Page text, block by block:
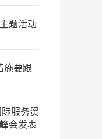
题活动
施要跟
服务贸
会发表